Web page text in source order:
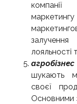
компанії
лояльності
агробізнес
шукають
своєї
Основними